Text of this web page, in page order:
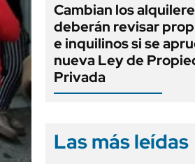
Cambian los
deberán revisar
e inquilinos si se
nueva Ley de
Privada
Las más leídas